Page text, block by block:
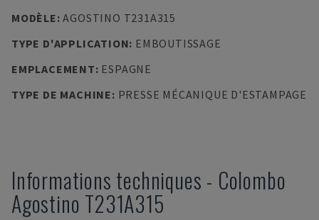
MODÈLE:AGOSTINO T231A315
TYPE D'APPLICATION: EMBOUTISSAGE
EMPLACEMENT: ESPAGNE
TYPE DE MACHINE: PRESSE MÉCANIQUE D'ESTAMPAGE
Informations techniques - Colombo
Agostino T231A315